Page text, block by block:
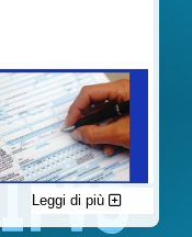
a favore
ai superstiti ed ai
Leggi di più